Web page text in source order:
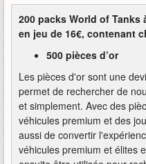
200 packs World of
en jeu de 16€, contenant
500 pièces d’or
Les pièces d'or sont une
permet de rechercher de
et simplement. Avec des
véhicules premium et des
aussi de convertir
véhicules premium et élites